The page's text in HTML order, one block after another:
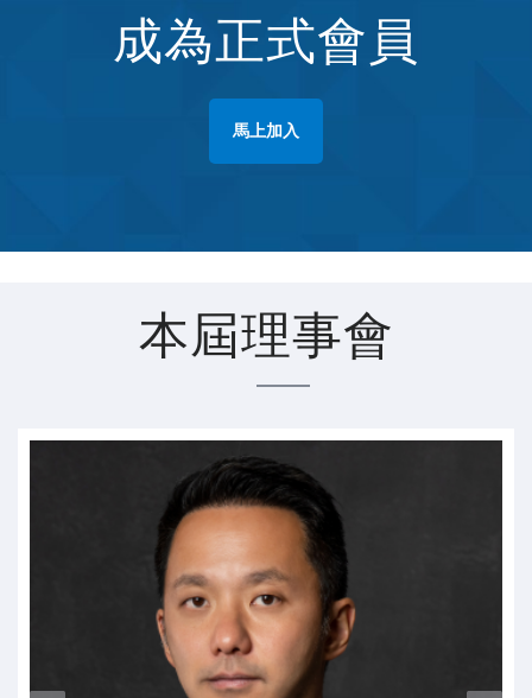
成為正式會員
馬上加入
本屆理事會
KEVIN SHEE
第一屆會長